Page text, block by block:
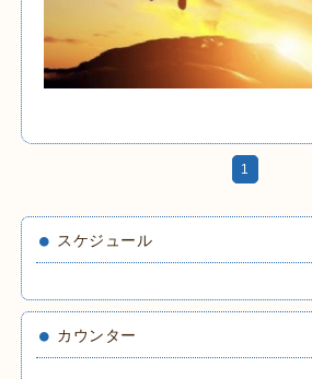
1
スケジュール
カウンター